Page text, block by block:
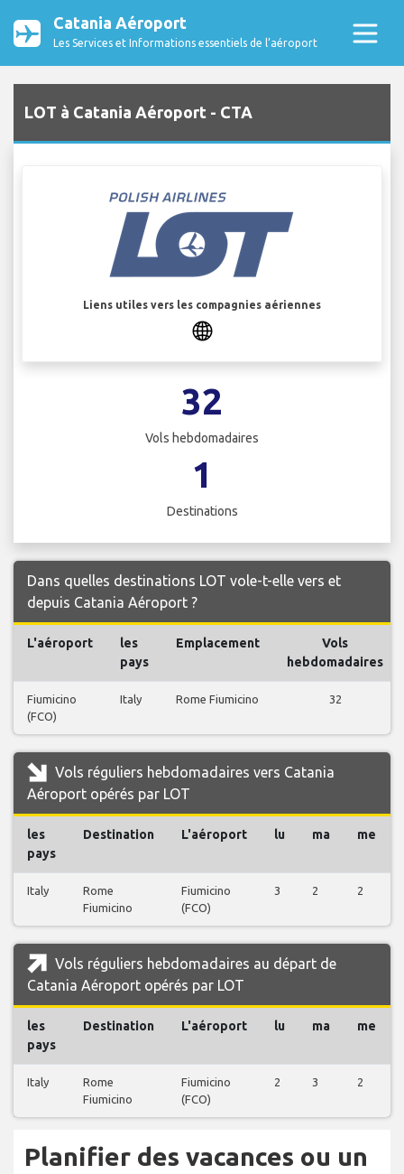
Catania Aéroport
Les Services et Informations essentiels de l’aéroport
LOT à Catania Aéroport - CTA
Liens utiles vers les compagnies aériennes
32
Vols hebdomadaires
1
Destinations
Dans quelles destinations LOT vole-t-elle vers et
depuis Catania Aéroport ?
L'aéroport
les
pays
Emplacement
Vols
hebdomadaires
Fiumicino
(FCO)
Italy Rome Fiumicino 32
Vols réguliers hebdomadaires vers Catania
Aéroport opérés par LOT
les
pays
Destination L'aéroport lu ma me
Italy
Rome
Fiumicino
Fiumicino
(FCO)
3 2 2
Vols réguliers hebdomadaires au départ de
Catania Aéroport opérés par LOT
les
pays
Destination L'aéroport lu ma me
Italy
Rome
Fiumicino
Fiumicino
(FCO)
2 3 2
Planifier des vacances ou un